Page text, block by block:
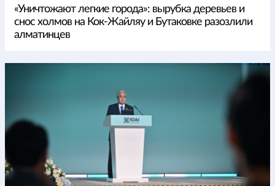
«Уничтожают легкие города»: вырубка деревьев и
снос холмов на Кок-Жайляу и Бутаковке разозлили
алматинцев